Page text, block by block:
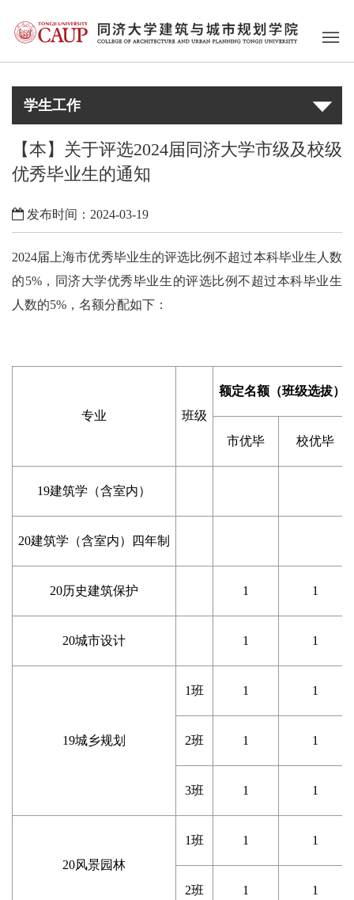
学生工作
【本】关于评选2024届同济大学市级及校级
优秀毕业生的通知
发布时间：2024-03-19
2024届上海市优秀毕业生的评选比例不超过本科毕业生人数
的5%，同济大学优秀毕业生的评选比例不超过本科毕业生
人数的5% ，名额分配如下：
专业 班级
额定名额（班级选拔）
市优毕 校优毕
19建筑学（含室内）
20建筑学（含室内）四年制
20历史建筑保护 1 1
20城市设计 1 1
19城乡规划
1班 1 1
2班 1 1
3班 1 1
20风景园林
1班 1 1
2班 1 1